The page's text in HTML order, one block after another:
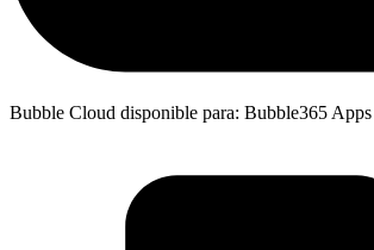
Bubble Cloud disponible para: Bubble365 Apps